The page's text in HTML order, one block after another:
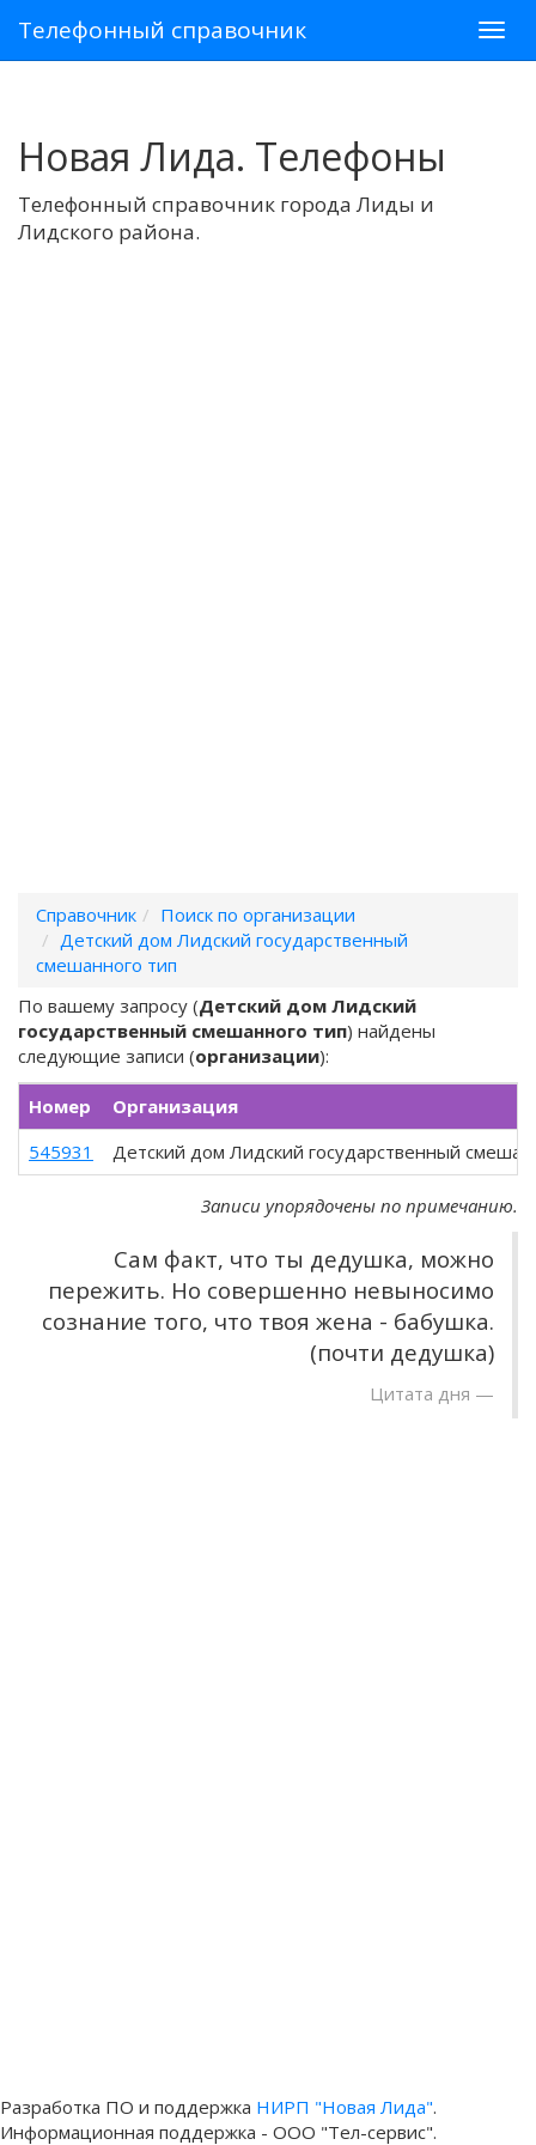
Телефонный справочник
Новая Лида. Телефоны
Телефонный справочник города Лиды и
Лидского района.
Справочник
Поиск по организации
Детский дом Лидский государственный
смешанного тип
По вашему запросу (Детский дом Лидский
государственный смешанного тип) найдены
следующие записи (организации):
Номер
Организация
545931
Детский дом Лидский государственный
Записи упорядочены по примечанию.
Сам факт, что ты дедушка, можно
пережить. Но совершенно невыносимо
сознание того, что твоя жена - бабушка.
(почти дедушка)
Цитата дня
Разработка ПО и поддержка НИРП "Новая Лида".
Информационная поддержка - ООО "Тел-сервис".